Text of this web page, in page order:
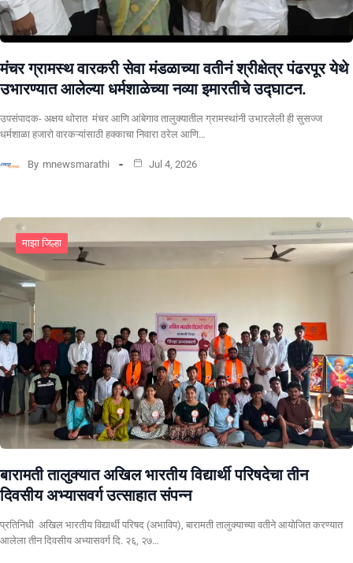
मंचर ग्रामस्थ वारकरी सेवा मंडळाच्या वतीनं श्रीक्षेत्र पंढरपूर येथे
उभारण्यात आलेल्या धर्मशाळेच्या नव्या इमारतीचे उद्घाटन.
उपसंपादक- अक्षय थोरात मंचर आणि आंबेगाव तालुक्यातील ग्रामस्थांनी उभारलेली ही सुसज्ज
धर्मशाळा हजारो वारकऱ्यांसाठी हक्काचा निवारा ठरेल आणि…
By mnewsmarathi Jul 4, 2026
माझा जिल्हा
बारामती तालुक्यात अखिल भारतीय विद्यार्थी परिषदेचा तीन
दिवसीय अभ्यासवर्ग उत्साहात संपन्न
प्रतिनिधी अखिल भारतीय विद्यार्थी परिषद (अभाविप), बारामती तालुक्याच्या वतीने आयोजित करण्यात
आलेला तीन दिवसीय अभ्यासवर्ग दि. २६, २७…